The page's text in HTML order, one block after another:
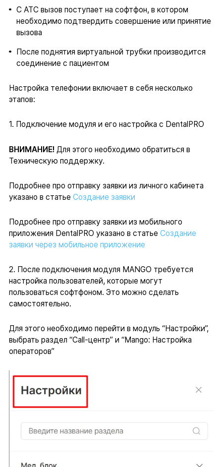
С АТС вызов поступает на софтфон, в котором
необходимо подтвердить совершение или принятие
вызова
После поднятия виртуальной трубки производится
соединение с пациентом
Настройка телефонии включает в себя несколько
этапов:
1. Подключение модуля и его настройка с DentalPRO
ВНИМАНИЕ! Для этого необходимо обратиться в
Техническую поддержку.
Подробнее про отправку заявки из личного кабинета
указано в статье Создание заявки
Подробнее про отправку заявки из мобильного
приложения DentalPRO указано в статье Создание
заявки через мобильное приложение
2. После подключения модуля MANGO требуется
настройка пользователей, которые могут
пользоваться софтфоном. Это можно сделать
самостоятельно.
Для этого необходимо перейти в модуль “Настройки”,
выбрать раздел “Call-центр” и “Mango: Настройка
операторов”